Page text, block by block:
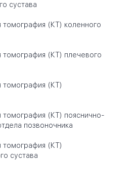
сустава
томография (КТ) коленного
томография (КТ) плечевого
томография (КТ)
томография (КТ) пояснично-
позвоночника
томография (КТ)
сустава